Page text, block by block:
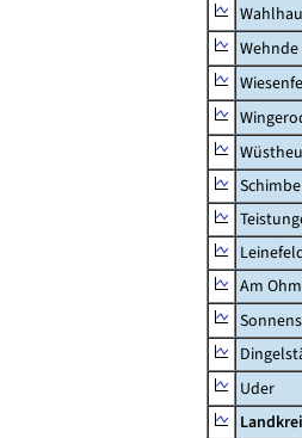
Wehnde
Am
Uder